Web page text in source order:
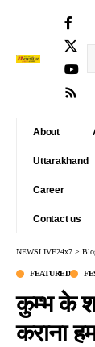
About
Uttarakhand
Career
Contact us
NEWSLIVE24x7 >
FEATURED
कुम्भ के
कराना